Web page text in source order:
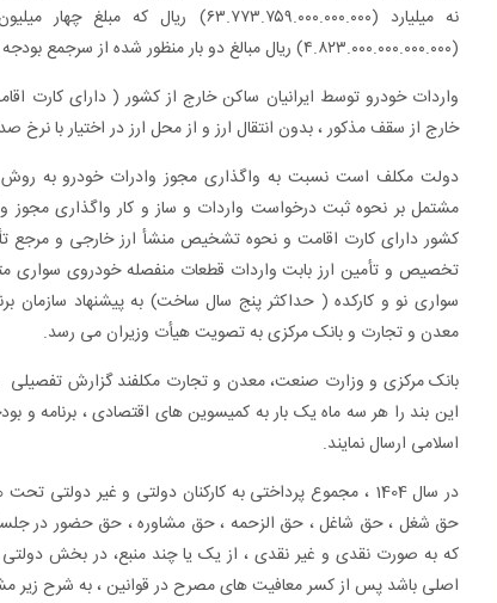
نه میلیارد (۶۳.۷۷۳.۷۵۹.۰۰۰.۰۰۰.۰۰۰)
(۴.۸۲۳.۰۰۰.۰۰۰.۰۰۰.۰۰۰) ریال مبالغ دو بار منظور شده از سرجمع بودجه کل کشور کسر می‌شود.
خارج از سقف مذکور ، بدون انتقال ارز و از محل ارز در اختیار با نرخ صد درصد ( 100 % ) حقوق
دولت مکلف است نسبت به واگذاری مجوز وادرات خودرو به روش
مشتمل بر نحوه ثبت درخواست واردات و ساز و کار واگذاری مجوز
کشور دارای کارت اقامت و نحوه تشخیص منشأ ارز خارجی و مرجع
تخصیص و تأمین ارز بابت واردات قطعات منفصله خودروی سواری
سواری نو و کارکده ( حداکثر پنج سال ساخت) به پیشنهاد سازمان
معدن و تجارت و بانک مرکزی به تصویت هیأت وزیران می رسد.
بانک مرکزی و وزارت صنعت، معدن و تجارت مکلفند گزارش تفصیلی
این بند را هر سه ماه یک بار به کمیسوین های اقتصادی ، برنامه
اسلامی ارسال نمایند.
در سال 1404 ، مجموع پرداختی به کارکنان دولتی و غیر
حق شغل ، حق شاغل ، حق الزحمه ، حق مشاوره ، حق حضور در جلسات
که به صورت نقدی و غیر نقدی ، از یک یا چند منبع، در بخش دولتی
اصلی باشد پس از کسر معافیت های مصرح در قوانین ، به شرح زیر